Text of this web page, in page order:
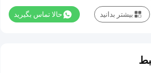
حالا تماس بگیرید بیشتر بدانید